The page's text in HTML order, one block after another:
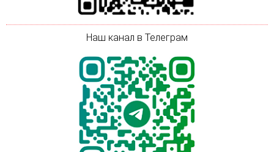
Наш канал в Телеграм